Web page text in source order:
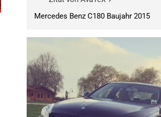
Mercedes Benz C180 Baujahr 2015